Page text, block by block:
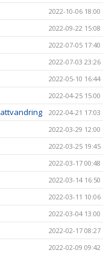
2022-10-06 18:00
2022-09-22 15:08
2022-07-05 17:40
2022-07-03 23:26
2022-05-10 16:44
2022-04-25 15:00
2022-04-21 17:03
2022-03-29 12:00
2022-03-25 19:45
2022-03-17 00:48
2022-03-14 16:50
2022-03-11 10:06
2022-03-04 13:00
2022-02-17 08:27
2022-02-09 09:42